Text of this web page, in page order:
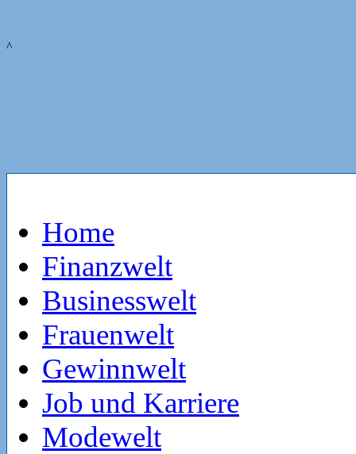
^
Home
Finanzwelt
Businesswelt
Frauenwelt
Gewinnwelt
Job und Karriere
Modewelt